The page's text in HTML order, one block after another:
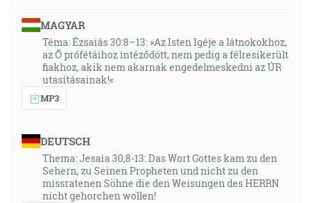
MAGYAR
Téma: Ézsaiás 30:8–13: »Az Isten Igéje a látnokokhoz,
az Ő prófétáihoz intéződött, nem pedig a félresikerült
fiakhoz, akik nem akarnak engedelmeskedni az ÚR
utasításainak!«
MP3
DEUTSCH
Thema: Jesaia 30,8-13: Das Wort Gottes kam zu den
Sehern, zu Seinen Propheten und nicht zu den
missratenen Söhne die den Weisungen des HERRN
nicht gehorchen wollen!